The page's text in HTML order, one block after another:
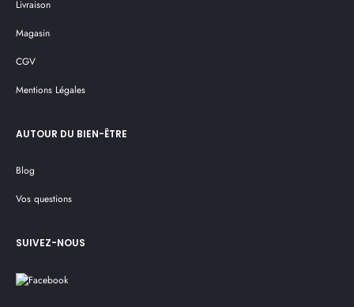
Livraison
Magasin
CGV
Mentions Légales
AUTOUR DU BIEN-ÊTRE
Blog
Vos questions
SUIVEZ-NOUS